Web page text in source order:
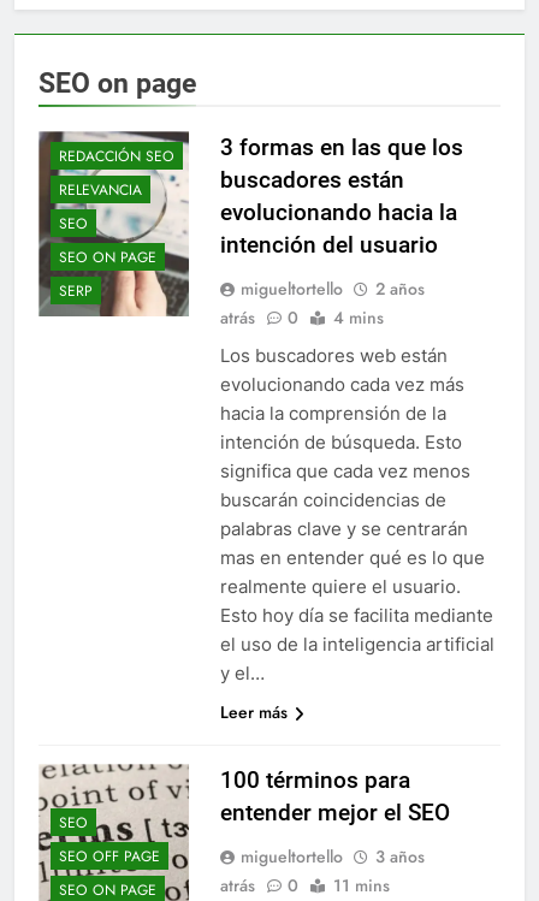
SEO on page
REDACCIÓN SEO
RELEVANCIA
SEO
SEO ON PAGE
SERP
3 formas en las que los
buscadores están
evolucionando hacia la
intención del usuario
migueltortello
2 años
atrás
0 4 mins
Los buscadores web están
evolucionando cada vez más
hacia la comprensión de la
intención de búsqueda. Esto
significa que cada vez menos
buscarán coincidencias de
palabras clave y se centrarán
mas en entender qué es lo que
realmente quiere el usuario.
Esto hoy día se facilita mediante
el uso de la inteligencia artificial
y el…
Leer más
SEO
SEO OFF PAGE
SEO ON PAGE
100 términos para
entender mejor el SEO
migueltortello
3 años
atrás
0 11 mins